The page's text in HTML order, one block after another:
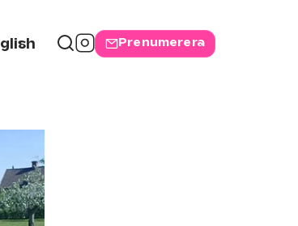
Prenumerera